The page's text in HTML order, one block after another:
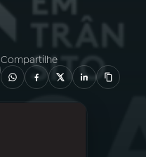
Compartilhe